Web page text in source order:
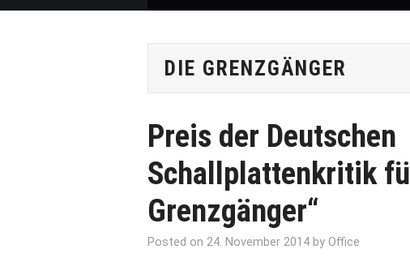
DIE GRENZGÄNGER
Preis der Deutschen
Schallplattenkritik
Grenzgänger“
Posted on 24. November 2014 by Office